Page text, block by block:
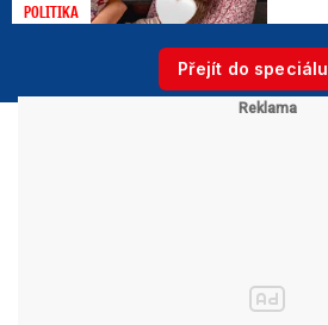
POLITIKA
Přejít do speciálu